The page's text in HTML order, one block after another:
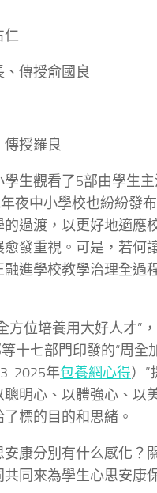
仁
傳授俞國良
授羅良
生觀看了5部由學生
夜中小學校也紛紛發
過渡，以更好地適應
發重視。可是，若何
進學校教學治理全過
方位培養用大好人才”
十七部門印發的“周全
2025年包養網心得）”
明心、以體強心、以
標的目的和思緒。
康分別有什么感化？
同來為學生心思安康